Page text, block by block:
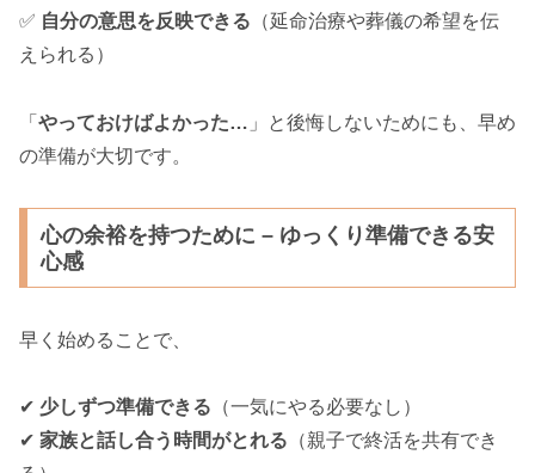
✅ 自分の意思を反映できる （延命治療や葬儀の希望を伝
えられる）
「 やっておけばよかった… 」と後悔しないためにも、早め
の準備が大切です。
心の余裕を持つために – ゆっくり準備できる安
心感
早く始めることで、
✔ 少しずつ準備できる （一気にやる必要なし）
✔ 家族と話し合う時間がとれる （親子で終活を共有でき